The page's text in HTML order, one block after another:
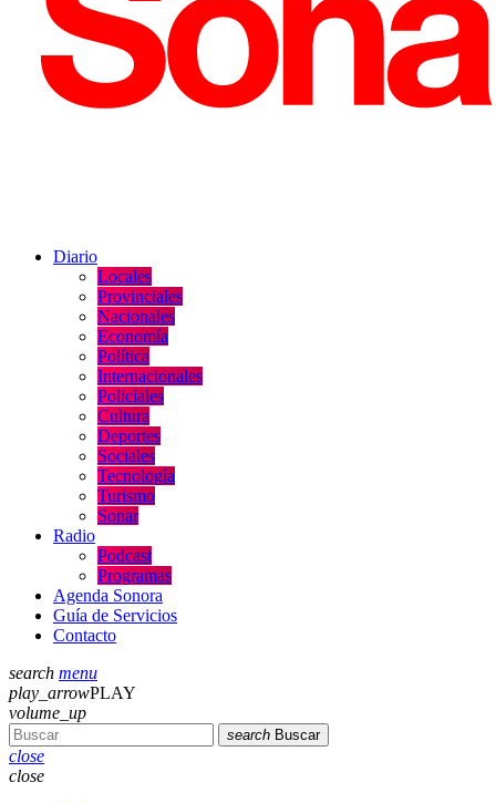
Diario
Locales
Provinciales
Nacionales
Economía
Política
Internacionales
Policiales
Cultura
Deportes
Sociales
Tecnología
Turismo
Sonar
Radio
Podcast
Programas
Agenda Sonora
Guía de Servicios
Contacto
search menu
play_arrowPLAY
volume_up
search Buscar
close
close